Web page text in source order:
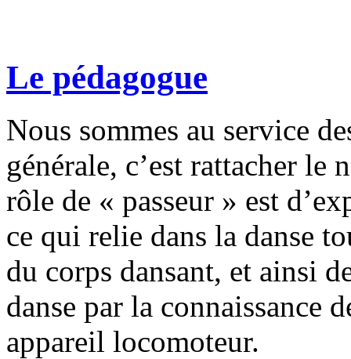
Le pédagogue
Nous sommes au service
générale, c’est rattacher
rôle de « passeur » est
ce qui relie dans la danse
du corps dansant, et ainsi
danse par la connaissance
appareil locomoteur.